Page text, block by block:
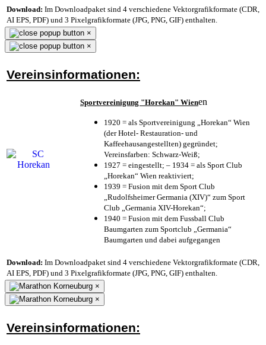
Download: Im Downloadpaket sind 4 verschiedene Vektorgrafikformate (CDR,
AI EPS, PDF) und 3 Pixelgrafikformate (JPG, PNG, GIF) enthalten.
×
×
Vereinsinformationen:
Sportvereinigung "Horekan" Wienen
1920 = als Sportvereinigung „Horekan“ Wien
(der Hotel- Restauration- und
Kaffeehausangestellten) gegründet;
Vereinsfarben: Schwarz-Weiß;
1927 = eingestellt; – 1934 = als Sport Club
„Horekan“ Wien reaktiviert;
1939 = Fusion mit dem Sport Club
„Rudolfsheimer Germania (XIV)“ zum Sport
Club „Germania XIV-Horekan“;
1940 = Fusion mit dem Fussball Club
Baumgarten zum Sportclub „Germania“
Baumgarten und dabei aufgegangen
Download: Im Downloadpaket sind 4 verschiedene Vektorgrafikformate (CDR,
AI EPS, PDF) und 3 Pixelgrafikformate (JPG, PNG, GIF) enthalten.
×
×
Vereinsinformationen: